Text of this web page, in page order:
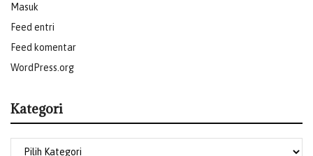
Masuk
Feed entri
Feed komentar
WordPress.org
Kategori